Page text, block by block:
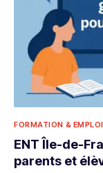
FORMATION & EMPLOI
ENT Île-de-
parents et